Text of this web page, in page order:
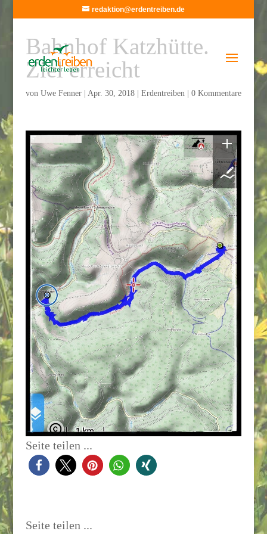
redaktion@erdentreiben.de
Bahnhof Katzhütte.
Ziel erreicht
von Uwe Fenner| Apr. 30, 2018| Erdentreiben| 0 Kommentare
Seite teilen ...
Seite teilen ...